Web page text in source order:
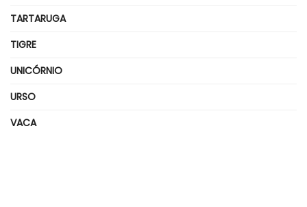
TARTARUGA
TIGRE
UNICÓRNIO
URSO
VACA